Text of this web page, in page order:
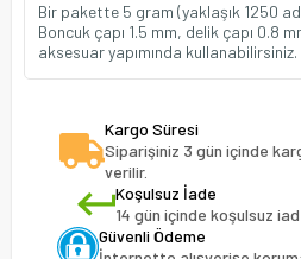
Bir pakette 5 gram (yaklaşık 1250
Boncuk çapı 1.5 mm, delik çapı 0.8
aksesuar yapımında kullanabilirsiniz.
Kargo Süresi
Siparişiniz 3 gün içinde
verilir.
Koşulsuz İade
14 gün içinde koşulsuz
Güvenli Ödeme